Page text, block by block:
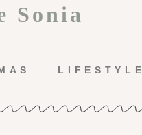
Sonia
LIFESTYLE